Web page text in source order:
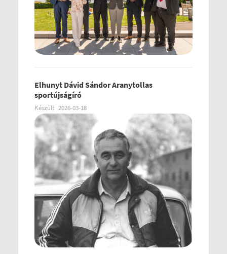
Elhunyt Dávid Sándor Aranytollas
sportújságíró
Készült 2026-03-18